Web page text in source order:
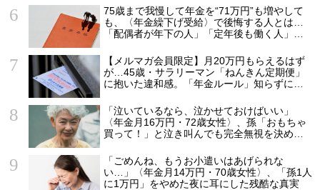
75歳まで我慢して年金を“71万円”も増やして
も、〈年金繰下げ受給〉で後悔する人とは…
「配偶者が年下の人」「定年後も働く人」
説】
【メルマガ会員限定】月20万円もらえるはず
が…45歳・サラリーマン「ねんきん定期便」
に抱いた違和感。「年金ルール」知らずにそ
額に唖然「何かの間違いでは？」
「泣いているなら、泣かせておけばいい」
〈年金月16万円・72歳女性〉、孫「おもちゃ
買って！」と泣き叫んでも完全無視を決め込
「ごめんね、もうお小遣いはあげられな
い…」〈年金月14万円・70歳女性〉、「孫1人
に1万円」をやめた夜に耳にした残酷な真実